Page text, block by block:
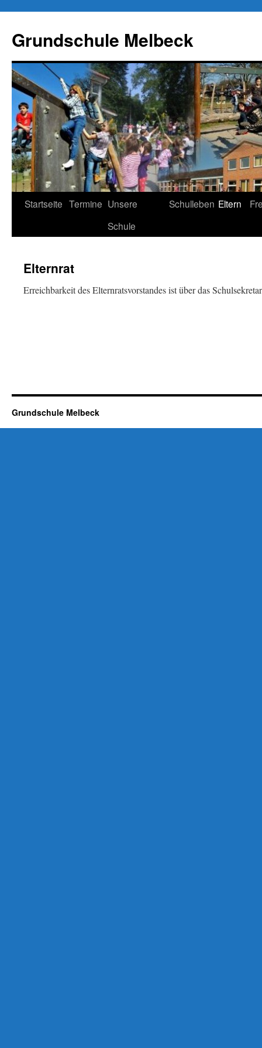
springen
Grundschule Melbeck
Startseite Termine Unsere
Schule
Schulleben Eltern
Elternrat
Erreichbarkeit des Elternratsvorstandes ist über das
Grundschule Melbeck